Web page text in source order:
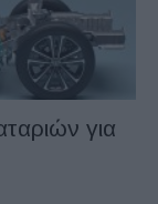
για